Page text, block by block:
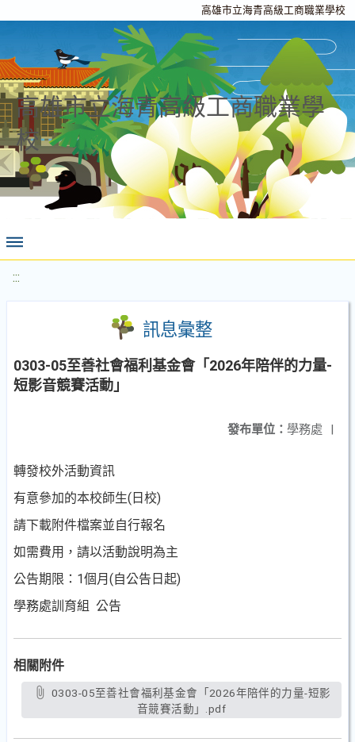
高雄市立海青高級工商職業學校
高雄市立海青高級工商職業學
校
:::
訊息彙整
0303-05至善社會福利基金會「2026年陪伴的力量-
短影音競賽活動」
發布單位： 學務處 |
轉發校外活動資訊
有意參加的本校師生(日校)
請下載附件檔案並自行報名
如需費用，請以活動說明為主
公告期限：1個月(自公告日起)
學務處訓育組 公告
相關附件
0303-05至善社會福利基金會「2026年陪伴的力量-短影
音競賽活動」.pdf